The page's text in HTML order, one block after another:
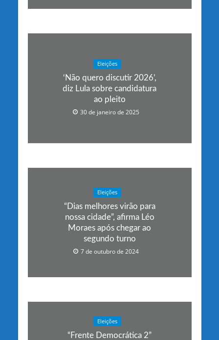
Eleições
‘Não quero discutir 2026’,
diz Lula sobre candidatura
ao pleito
30 de janeiro de 2025
Eleições
“Dias melhores virão para
nossa cidade”, afirma Léo
Moraes após chegar ao
segundo turno
7 de outubro de 2024
Eleições
“Frente Democrática 2”